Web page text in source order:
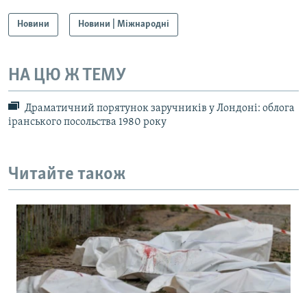
Новини Новини | Міжнародні
НА ЦЮ Ж ТЕМУ
Драматичний порятунок заручників у Лондоні: облога
іранського посольства 1980 року
Читайте також